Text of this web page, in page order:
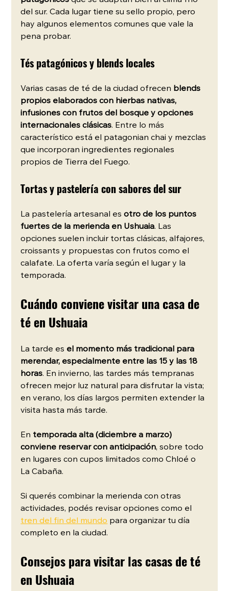
del sur. Cada lugar tiene su sello propio, pero
hay algunos elementos comunes que vale la
pena probar.
Tés patagónicos y blends locales
Varias casas de té de la ciudad ofrecen blends
propios elaborados con hierbas nativas,
infusiones con frutos del bosque y opciones
internacionales clásicas. Entre lo más
característico está el patagonian chai y mezclas
que incorporan ingredientes regionales
propios de Tierra del Fuego.
Tortas y pastelería con sabores del sur
La pastelería artesanal es otro de los puntos
fuertes de la merienda en Ushuaia. Las
opciones suelen incluir tortas clásicas, alfajores,
croissants y propuestas con frutos como el
calafate. La oferta varía según el lugar y la
temporada.
Cuándo conviene visitar una casa de
té en Ushuaia
La tarde es el momento más tradicional para
merendar, especialmente entre las 15 y las 18
horas. En invierno, las tardes más tempranas
ofrecen mejor luz natural para disfrutar la vista;
en verano, los días largos permiten extender la
visita hasta más tarde.
En temporada alta (diciembre a marzo)
conviene reservar con anticipación, sobre todo
en lugares con cupos limitados como Chloé o
La Cabaña.
Si querés combinar la merienda con otras
actividades, podés revisar opciones como el
tren del fin del mundo para organizar tu día
completo en la ciudad.
Consejos para visitar las casas de té
en Ushuaia